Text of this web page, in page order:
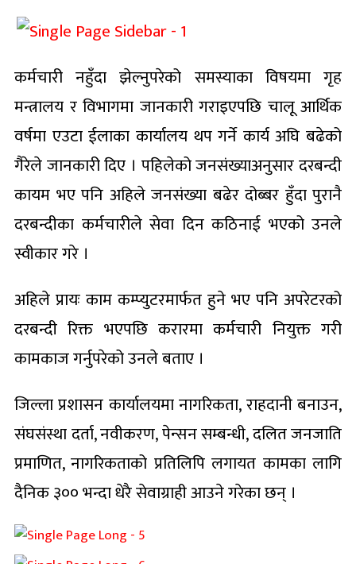
कर्मचारी नहुँदा झेल्नुपरेको समस्याका विषयमा गृह
मन्त्रालय र विभागमा जानकारी गराइएपछि चालू आर्थिक
वर्षमा एउटा ईलाका कार्यालय थप गर्ने कार्य अघि बढेको
गैरेले जानकारी दिए । पहिलेको जनसंख्याअनुसार दरबन्दी
कायम भए पनि अहिले जनसंख्या बढेर दोब्बर हुँदा पुरानै
दरबन्दीका कर्मचारीले सेवा दिन कठिनाई भएको उनले
स्वीकार गरे ।
अहिले प्रायः काम कम्प्युटरमार्फत हुने भए पनि अपरेटरको
दरबन्दी रिक्त भएपछि करारमा कर्मचारी नियुक्त गरी
कामकाज गर्नुपरेको उनले बताए ।
जिल्ला प्रशासन कार्यालयमा नागरिकता, राहदानी बनाउन,
संघसंस्था दर्ता, नवीकरण, पेन्सन सम्बन्धी, दलित जनजाति
प्रमाणित, नागरिकताको प्रतिलिपि लगायत कामका लागि
दैनिक ३०० भन्दा धेरै सेवाग्राही आउने गरेका छन् ।